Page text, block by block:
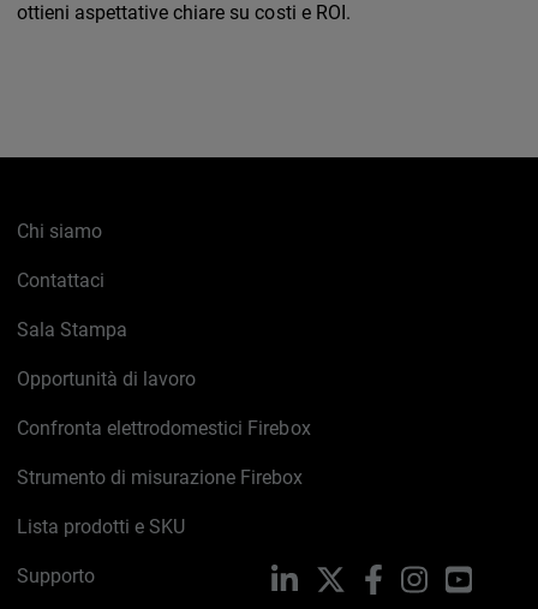
ottieni aspettative chiare su costi e ROI.
Chi siamo
Contattaci
Sala Stampa
Opportunità di lavoro
Confronta elettrodomestici Firebox
Strumento di misurazione Firebox
Lista prodotti e SKU
Supporto LinkedIn FacebookInstagram